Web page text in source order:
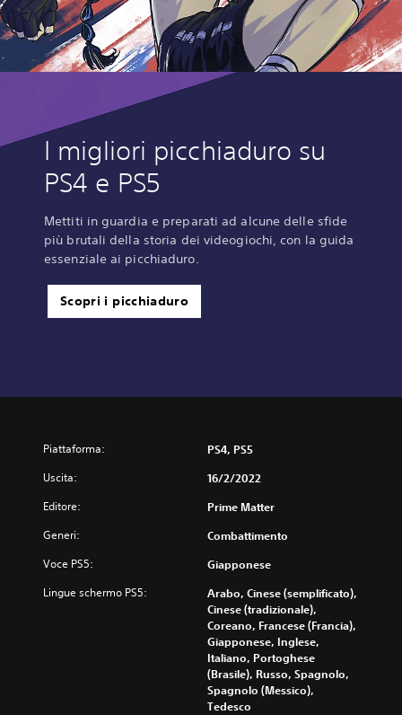
I migliori picchiaduro su
PS4 e PS5
Mettiti in guardia e preparati ad alcune delle sfide
più brutali della storia dei videogiochi, con la guida
essenziale ai picchiaduro.
Scopri i picchiaduro
Piattaforma: PS4, PS5
Uscita: 16/2/2022
Editore: Prime Matter
Generi: Combattimento
Voce PS5: Giapponese
Lingue schermo PS5:
Arabo, Cinese (semplificato),
Cinese (tradizionale),
Coreano, Francese (Francia),
Giapponese, Inglese,
Italiano, Portoghese
(Brasile), Russo, Spagnolo,
Spagnolo (Messico),
Tedesco